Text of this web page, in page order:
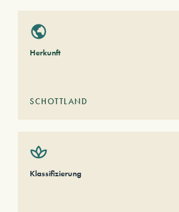
Herkunft
SCHOTTLAND
Klassifizierung